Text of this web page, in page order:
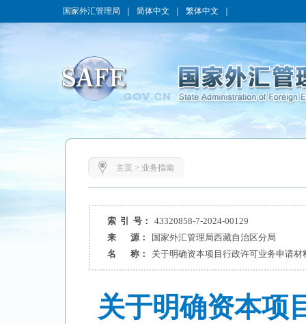
国家外汇管理局 简体中文 繁体中文
主页> 业务指南
索 引 号：
43320858-7-2024-00129
来 源：
国家外汇管理局西藏自治区分局
名 称：
关于明确资本项目行政许可业务申请
关于明确资本项